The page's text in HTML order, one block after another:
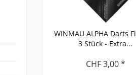
WINMAU ALPHA Darts
3 Stück - Extra...
CHF 3,00 *